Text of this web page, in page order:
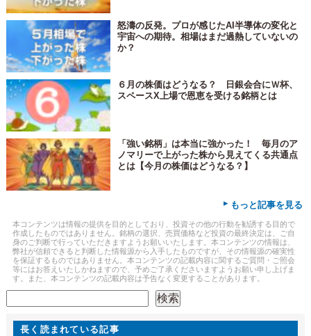
怒濤の反発。プロが感じたAI半導体の変化と
宇宙への期待。相場はまだ過熱していないの
か？
６月の株価はどうなる？ 日銀会合にＷ杯、
スペースX上場で恩恵を受ける銘柄とは
「強い銘柄」は本当に強かった！ 毎月のア
ノマリーで上がった株から見えてくる共通点
とは【今月の株価はどうなる？】
▸ もっと記事を見る
本コンテンツは情報の提供を目的としており、投資その他の行動を勧誘する目的で
作成したものではありません。銘柄の選択、売買価格など投資の最終決定は、ご自
身のご判断で行っていただきますようお願いいたします。本コンテンツの情報は、
弊社が信頼できると判断した情報源から入手したものですが、その情報源の確実性
を保証するものではありません。本コンテンツの記載内容に関するご質問・ご照会
等にはお答えいたしかねますので、予めご了承くださいますようお願い申し上げま
す。また、本コンテンツの記載内容は予告なく変更することがあります。
検索
長く読まれている記事